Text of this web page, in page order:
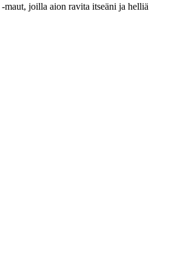
joilla aion ravita itseäni ja helliä